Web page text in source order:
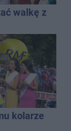
walkę z
kolarze